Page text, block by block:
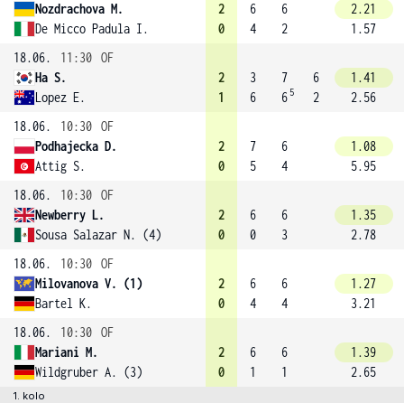
Nozdrachova M.
De Micco Padula I.
2
0
6
4
6
2
2.21
1.57
18.06.
11:30 OF
Ha S.
Lopez E.
2
1
3
6
7
6 5
6
2
1.41
2.56
18.06.
10:30 OF
Podhajecka D.
Attig S.
2
0
7
5
6
4
1.08
5.95
18.06.
10:30 OF
Newberry L.
Sousa Salazar N. (4)
2
0
6
0
6
3
1.35
2.78
18.06.
10:30 OF
Milovanova V. (1)
Bartel K.
2
0
6
4
6
4
1.27
3.21
18.06.
10:30 OF
Mariani M.
Wildgruber A. (3)
2
0
6
1
6
1
1.39
2.65
1. kolo